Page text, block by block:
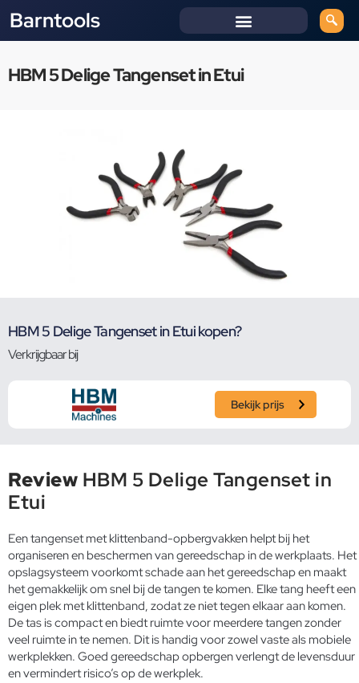
Barntools
HBM 5 Delige Tangenset in Etui
HBM 5 Delige Tangenset in Etui kopen?
Verkrijgbaar bij
Bekijk prijs
Review HBM 5 Delige Tangenset in
Etui
Een tangenset met klittenband-opbergvakken helpt bij het
organiseren en beschermen van gereedschap in de werkplaats. Het
opslagsysteem voorkomt schade aan het gereedschap en maakt
het gemakkelijk om snel bij de tangen te komen. Elke tang heeft een
eigen plek met klittenband, zodat ze niet tegen elkaar aan komen.
De tas is compact en biedt ruimte voor meerdere tangen zonder
veel ruimte in te nemen. Dit is handig voor zowel vaste als mobiele
werkplekken. Goed gereedschap opbergen verlengt de levensduur
en vermindert risico’s op de werkplek.